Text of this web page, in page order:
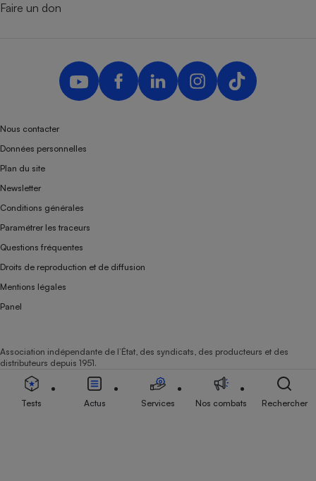
Faire un don
Nous contacter
Données personnelles
Plan du site
Newsletter
Conditions générales
Paramétrer les traceurs
Questions fréquentes
Droits de reproduction et de diffusion
Mentions légales
Panel
Association indépendante de l’État, des syndicats, des producteurs et des
distributeurs depuis 1951.
Tests Actus Services Nos combats Rechercher